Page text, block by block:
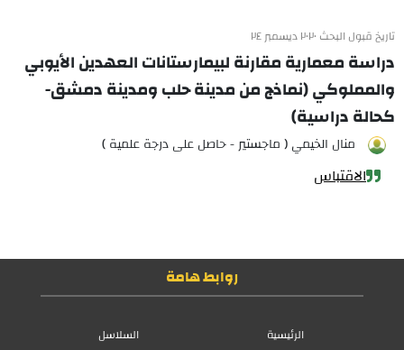
تاريخ قبول البحث ٢٠٢٠ ديسمبر ٢٤
دراسة معمارية مقارنة لبيمارستانات العهدين الأيوبي
والمملوكي (نماذج من مدينة حلب ومدينة دمشق-
كحالة دراسية)
منال الخيمي ( ماجستير - حاصل على درجة علمية )
الاقتباس
روابط هامة
الرئيسية
السلاسل